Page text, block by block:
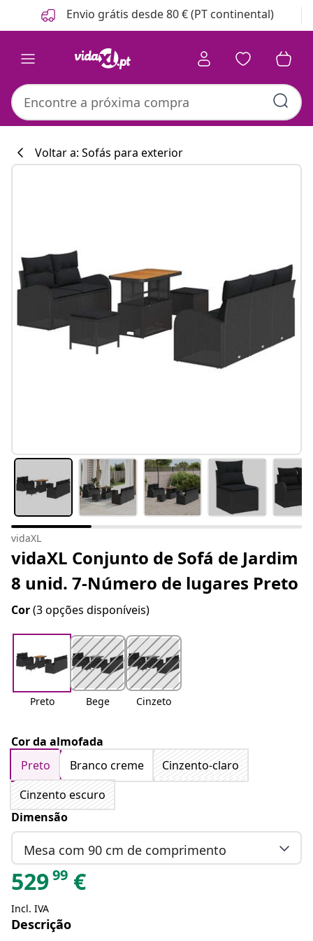
Anterior
Seguinte Envio grátis desde 80 € (PT continental)
Voltar a: Sofás para exterior
vidaXL
vidaXL Conjunto de Sofá de Jardim
8 unid. 7-Número de lugares Preto
Cor(3 opções disponíveis)
Preto Bege Cinzeto
Cor da almofada
Preto
Branco creme
Cinzento-claro
Cinzento escuro
Dimensão
Mesa com 90 cm de comprimento
52999 €
Incl. IVA
Descrição